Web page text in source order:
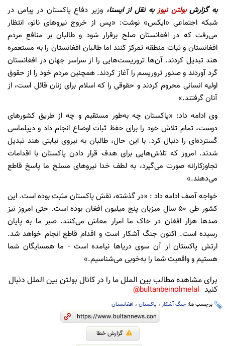
به گزارشبولتن نیوزبه نقل از ایسنا، وزیر دفاع پاکستان در پیامی در
شبکه اجتماعی «ایکس» نوشت: «پس از خروج نیروهای ناتو، انتظار
می‌رفت که در افغانستان صلح برقرار شود و طالبان بر منافع مردم
افغانستان و ثبات منطقه تمرکز کنند اما طالبان افغانستان را به مستعمره
هند تبدیل کردند. آن‌ها تروریست‌هایی را از سراسر جهان در افغانستان
گرد آوردند و صدور تروریسم را آغاز کردند. همچنین مردم خود را از حقوق
اولیه انسانی محروم کردند و حقوقی را که اسلام برای زنان قائل است، از
آنان گرفتند.»
وی ادامه داد: «پاکستان چه به‌طور مستقیم و چه از طریق کشورهای
دوست، تمام تلاش خود را برای حفظ ثبات اوضاع انجام داد و دیپلماسی
گسترده‌ای را دنبال کرد. با این حال، طالبان به نیروی نیابتی هند تبدیل
شدند. امروز که تلاش‌هایی برای هدف قرار دادن پاکستان با اقدامات
تجاوزکارانه صورت می‌گیرد، به لطف خدا نیروهای مسلح ما پاسخ قاطع
می‌دهند.»
خواجه آصف ادامه داد : «در گذشته، نقش پاکستان مثبت بوده است. این
کشور طی ۵۰ سال میزبان پنج میلیون افغان بوده است. حتی امروز نیز
صدها هزار افغان در خاک ما امرار معاش می‌کنند. صبر ما به پایان
رسیده است. اکنون جنگ آشکار است و اقدام قاطع انجام خواهد شد.
ارتش پاکستان از آن سوی دریاها نیامده است - ما همسایگان شما
هستیم و واقعیت شما را به‌خوبی می‌شناسیم.»
برای مشاهده مطالب بین الملل ما را در کانال بولتن بین الملل دنبال
کنید bultanbeinolmelal@
برچسب ها: جنگ آشکار ، پاکستان ، افغانستان
گزارش خطا